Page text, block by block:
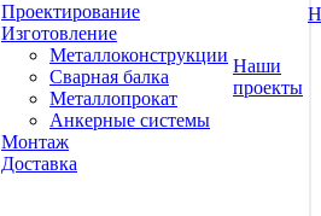
Проектирование
Изготовление
Металлоконструкции
Сварная балка
Металлопрокат
Анкерные системы
Монтаж
Доставка
Наши
проекты